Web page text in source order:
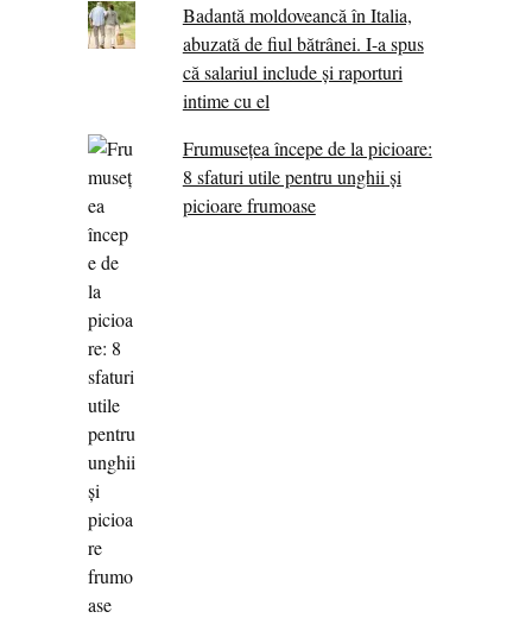
Badantă moldoveancă în Italia,
abuzată de fiul bătrânei. I-a spus
că salariul include și raporturi
intime cu el
Frumusețea începe de la picioare:
8 sfaturi utile pentru unghii și
picioare frumoase